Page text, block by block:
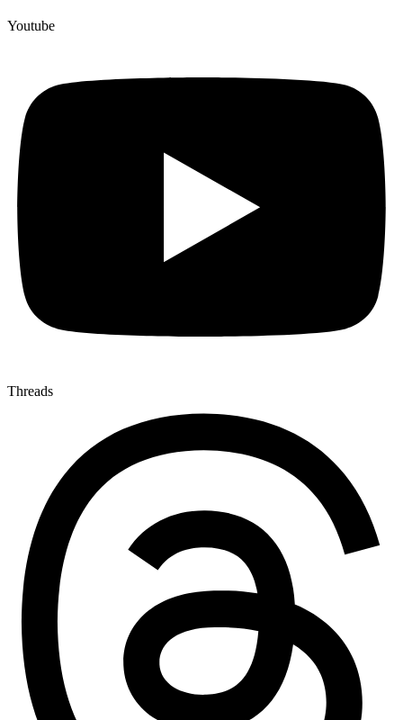
Youtube
Threads